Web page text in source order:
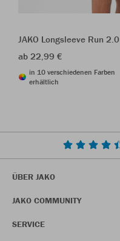
JAKO Longsleeve Run 2.0
ab 22,99 €
in 10 verschiedenen Farben
erhältlich
ÜBER JAKO
JAKO COMMUNITY
SERVICE